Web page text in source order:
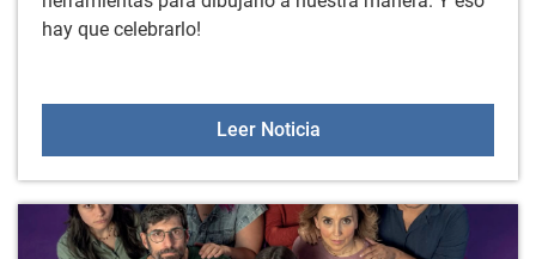
hay que celebrarlo!
Leer NoticiaDÍA INTERNACIONAL